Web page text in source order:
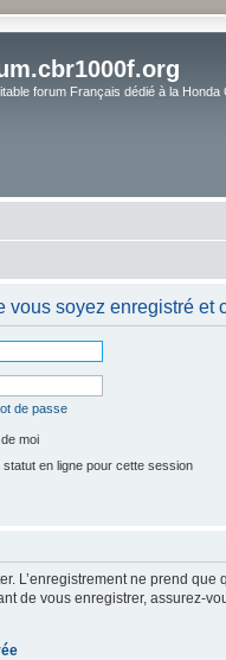
forum Français dédié à la Honda
vous soyez enregistré et
de passe
moi
en ligne pour cette session
L’enregistrement ne prend
de vous enregistrer, assurez-